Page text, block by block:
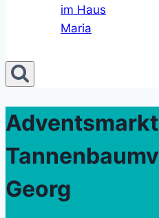
im Haus
Maria
Georg